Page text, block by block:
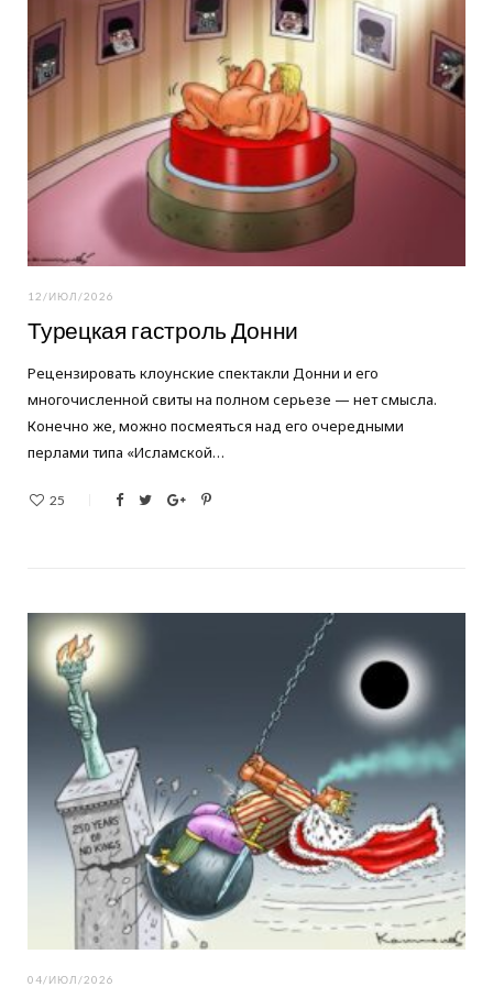
12/ИЮЛ/2026
Турецкая гастроль Донни
Рецензировать клоунские спектакли Донни и его
многочисленной свиты на полном серьезе — нет смысла.
Конечно же, можно посмеяться над его очередными
перлами типа «Исламской…
25
04/ИЮЛ/2026